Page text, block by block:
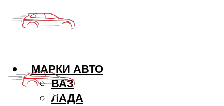
МАРКИ АВТО
ВАЗ
ЛАДА